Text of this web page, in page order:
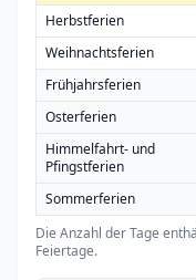
Herbstferien
Weihnachtsferien
Frühjahrsferien
Osterferien
Himmelfahrt- und
Pfingstferien
Sommerferien
Die Anzahl der Tage
Feiertage.